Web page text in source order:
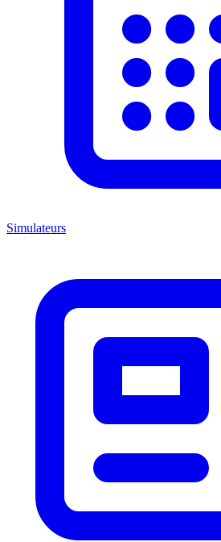
Simulateurs